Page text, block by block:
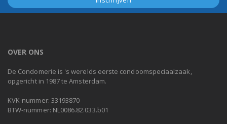
OVER ONS
De Condomerie is 's werelds eerste condoomspeciaalzaak,
opgericht in 1987 te Amsterdam.
KVK-nummer: 33193870
BTW-nummer: NL0086.82.033.b01